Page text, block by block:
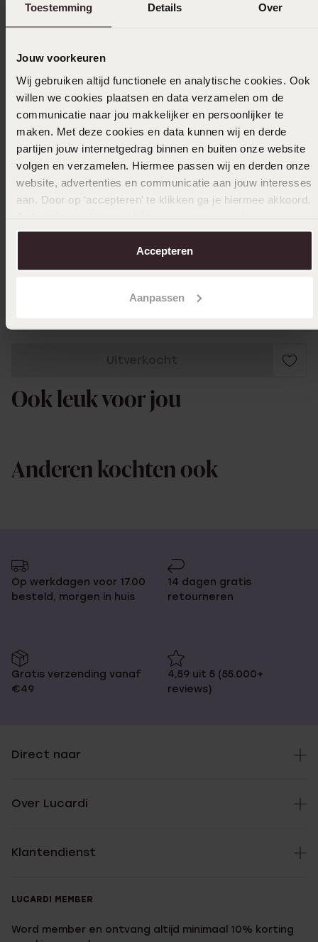
Toestemming Details Over
Jouw voorkeuren
Wij gebruiken altijd functionele en analytische cookies. Ook
willen we cookies plaatsen en data verzamelen om de
communicatie naar jou makkelijker en persoonlijker te
maken. Met deze cookies en data kunnen wij en derde
partijen jouw internetgedrag binnen en buiten onze website
volgen en verzamelen. Hiermee passen wij en derden onze
website, advertenties en communicatie aan jouw interesses
aan. Door op ‘accepteren’ te klikken ga je hiermee akkoord.
over in onscookiebeleid.
Accepteren
Aanpassen
Trusted shops
03-09-2025 - Ann H.
04-03-2025 - Wamc
Ook leuk voor jou
Anderen kochten ook
Op werkdagen voor 17.00
besteld, morgen in huis
14 dagen gratis
retourneren
Gratis verzending vanaf
€49
4,59 uit 5 (55.000+
reviews)
Direct naar
Over Lucardi
Klantendienst
LUCARDI MEMBER
Word member en ontvang altijd minimaal 10% korting